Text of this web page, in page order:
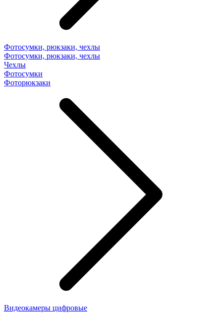
Фотосумки, рюкзаки, чехлы
Фотосумки, рюкзаки, чехлы
Чехлы
Фотосумки
Фоторюкзаки
Видеокамеры цифровые